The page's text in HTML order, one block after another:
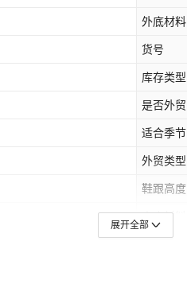
外底材料
货号
库存类型
是否外贸
适合季节
外贸类型
鞋跟高度
中底材料
展开全部